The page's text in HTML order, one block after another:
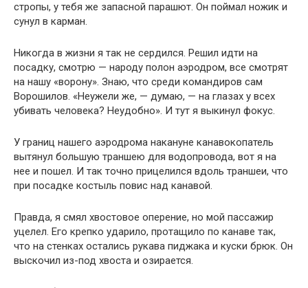
стропы, у тебя же запасной парашют. Он поймал ножик и
сунул в карман.
Никогда в жизни я так не сердился. Решил идти на
посадку, смотрю — народу полон аэродром, все смотрят
на нашу «ворону». Знаю, что среди командиров сам
Ворошилов. «Неужели же, — думаю, — на глазах у всех
убивать человека? Неудобно». И тут я выкинул фокус.
У границ нашего аэродрома накануне канавокопатель
вытянул большую траншею для водопровода, вот я на
нее и пошел. И так точно прицелился вдоль траншеи, что
при посадке костыль повис над канавой.
Правда, я смял хвостовое оперение, но мой пассажир
уцелел. Его крепко ударило, протащило по канаве так,
что на стенках остались рукава пиджака и куски брюк. Он
выскочил из-под хвоста и озирается.